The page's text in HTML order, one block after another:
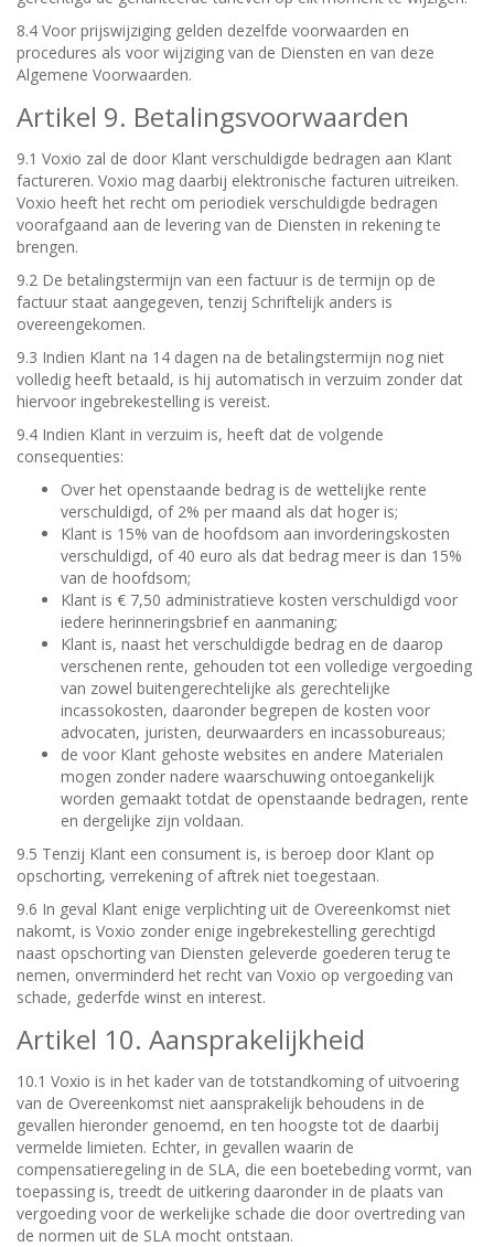
8.4 Voor prijswijziging gelden dezelfde voorwaarden en
procedures als voor wijziging van de Diensten en van deze
Algemene Voorwaarden.
Artikel 9. Betalingsvoorwaarden
9.1 Voxio zal de door Klant verschuldigde bedragen aan Klant
factureren. Voxio mag daarbij elektronische facturen uitreiken.
Voxio heeft het recht om periodiek verschuldigde bedragen
voorafgaand aan de levering van de Diensten in rekening te
brengen.
9.2 De betalingstermijn van een factuur is de termijn op de
factuur staat aangegeven, tenzij Schriftelijk anders is
overeengekomen.
9.3 Indien Klant na 14 dagen na de betalingstermijn nog niet
volledig heeft betaald, is hij automatisch in verzuim zonder dat
hiervoor ingebrekestelling is vereist.
9.4 Indien Klant in verzuim is, heeft dat de volgende
consequenties:
Over het openstaande bedrag is de wettelijke rente
verschuldigd, of 2% per maand als dat hoger is;
Klant is 15% van de hoofdsom aan invorderingskosten
verschuldigd, of 40 euro als dat bedrag meer is dan 15%
van de hoofdsom;
Klant is € 7,50 administratieve kosten verschuldigd voor
iedere herinneringsbrief en aanmaning;
Klant is, naast het verschuldigde bedrag en de daarop
verschenen rente, gehouden tot een volledige vergoeding
van zowel buitengerechtelijke als gerechtelijke
incassokosten, daaronder begrepen de kosten voor
advocaten, juristen, deurwaarders en incassobureaus;
de voor Klant gehoste websites en andere Materialen
mogen zonder nadere waarschuwing ontoegankelijk
worden gemaakt totdat de openstaande bedragen, rente
en dergelijke zijn voldaan.
9.5 Tenzij Klant een consument is, is beroep door Klant op
opschorting, verrekening of aftrek niet toegestaan.
9.6 In geval Klant enige verplichting uit de Overeenkomst niet
nakomt, is Voxio zonder enige ingebrekestelling gerechtigd
naast opschorting van Diensten geleverde goederen terug te
nemen, onverminderd het recht van Voxio op vergoeding van
schade, gederfde winst en interest.
Artikel 10. Aansprakelijkheid
10.1 Voxio is in het kader van de totstandkoming of uitvoering
van de Overeenkomst niet aansprakelijk behoudens in de
gevallen hieronder genoemd, en ten hoogste tot de daarbij
vermelde limieten. Echter, in gevallen waarin de
compensatieregeling in de SLA, die een boetebeding vormt, van
toepassing is, treedt de uitkering daaronder in de plaats van
vergoeding voor de werkelijke schade die door overtreding van
de normen uit de SLA mocht ontstaan.